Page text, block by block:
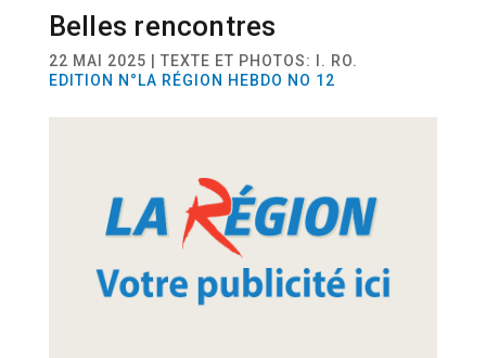
Belles rencontres
22 MAI 2025 | TEXTE ET PHOTOS: I. RO.
EDITION N°LA RÉGION HEBDO NO 12